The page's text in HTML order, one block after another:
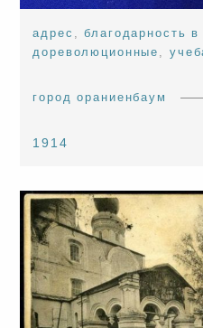
адрес ,благодарность в
дореволюционные ,
город ораниенбаум
1914